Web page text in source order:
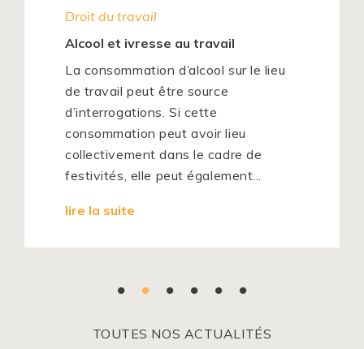
Droit du travail
Alcool et ivresse au travail
La consommation d’alcool sur le lieu
de travail peut être source
d’interrogations. Si cette
consommation peut avoir lieu
collectivement dans le cadre de
festivités, elle peut également...
lire la suite
TOUTES NOS ACTUALITÉS